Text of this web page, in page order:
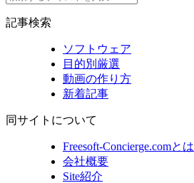
記事検索
ソフトウェア
目的別厳選
動画の作り方
新着記事
同サイトについて
Freesoft-Concierge.comとは
会社概要
Site紹介